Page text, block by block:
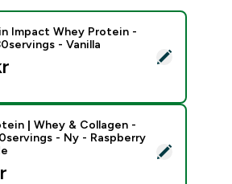
Myprotein Impact Whey Protein -
Impact Whey Protein -
- Vanilla
Clear Protein | Whey & Collagen -
| Whey & Collagen -
- Ny - Raspberry